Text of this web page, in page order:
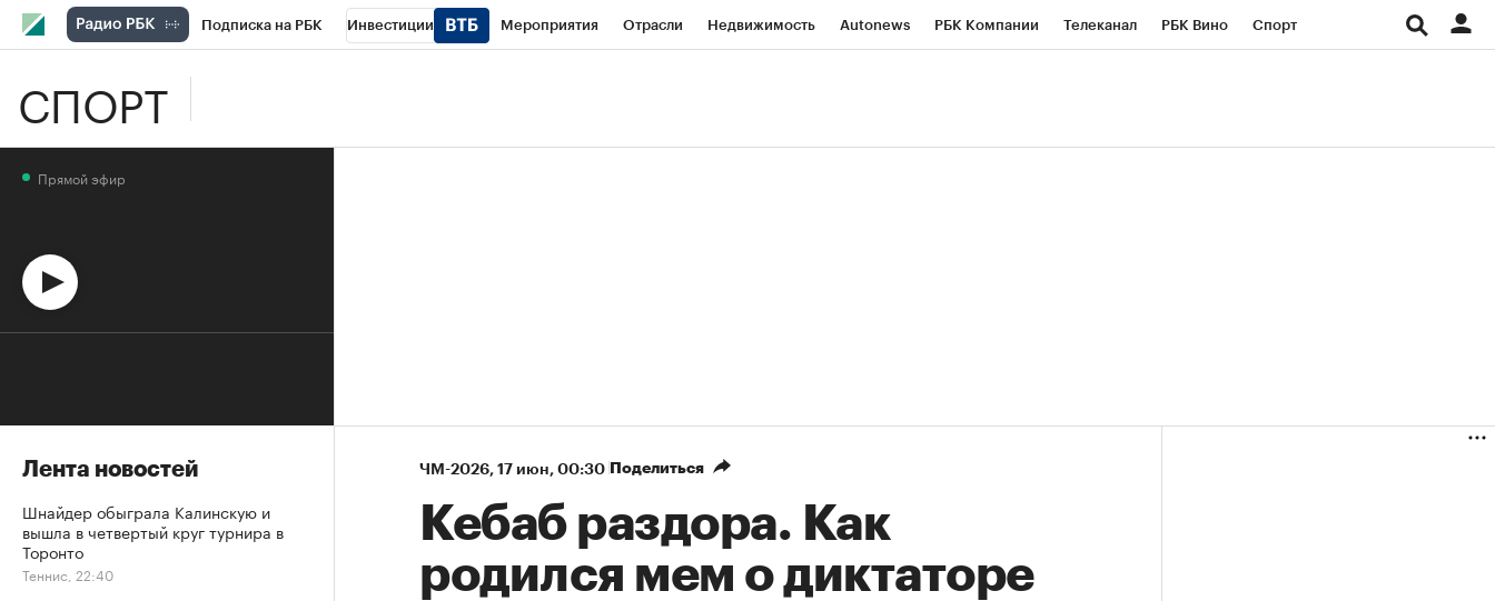
Подписка на РБК Инвестиции Мероприятия Отрасли Недвижимость Autonews РБК Компании Телеканал РБК Вино Спорт
СПОРТ
ЧМ-2026⁠, 17 июн, 00:30 Поделиться
Кебаб раздора. Как
родился мем о диктаторе
Прямой эфир
Лента новостей
Шнайдер обыграла Калинскую и
вышла в четвертый круг турнира в
Торонто
Теннис, 22:40